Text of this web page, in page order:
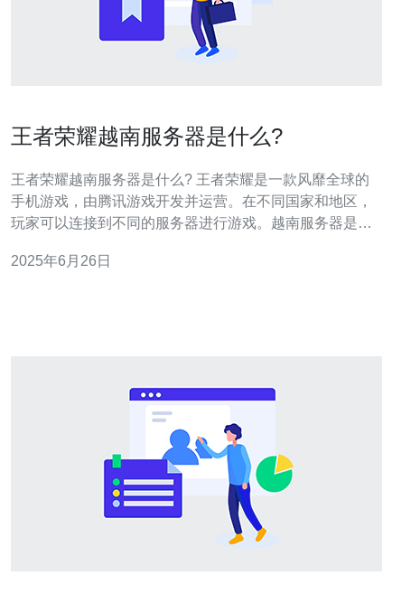
王者荣耀越南服务器是什么?
王者荣耀越南服务器是什么? 王者荣耀是一款风靡全球的
手机游戏，由腾讯游戏开发并运营。在不同国家和地区，
玩家可以连接到不同的服务器进行游戏。越南服务器是其
器。玩家可以选择连接到越南服务器进行游戏，与当地玩
2025年6月26日